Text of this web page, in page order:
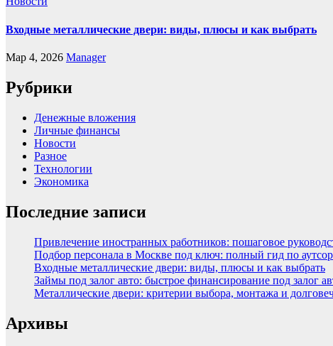
Входные металлические двери: виды, плюсы и как выбрать
Мар 4, 2026 Manager
Рубрики
Денежные вложения
Личные финансы
Новости
Разное
Технологии
Экономика
Последние записи
Привлечение иностранных работников: пошаговое
Подбор персонала в Москве под ключ: полный гид по
Входные металлические двери: виды, плюсы и как выбрать
Займы под залог авто: быстрое финансирование под залог
Металлические двери: критерии выбора, монтажа и
Архивы